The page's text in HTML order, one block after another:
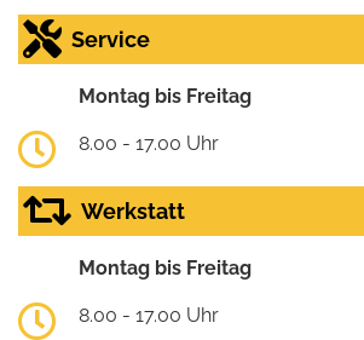
Service
Montag bis Freitag
8.00 - 17.00 Uhr
Werkstatt
Montag bis Freitag
8.00 - 17.00 Uhr